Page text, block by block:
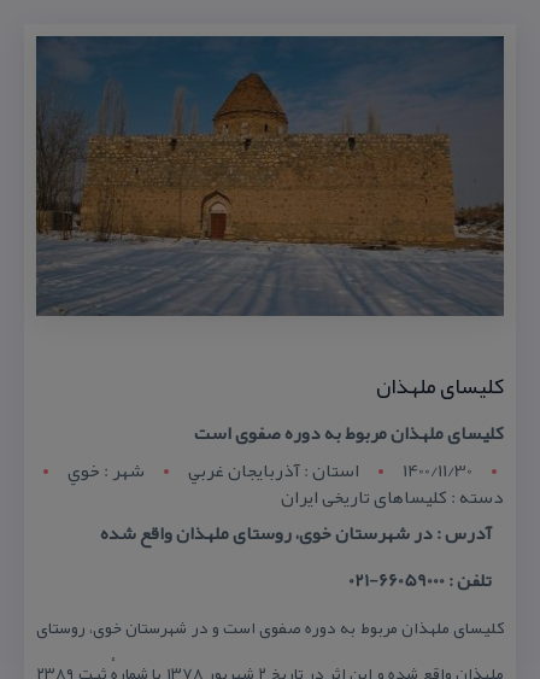
كلیسای ملهذان
كلیسای ملهذان مربوط به دوره صفوی است
1400/11/30
استان : آذربايجان غربي شهر : خوي
دسته : كلیساهای تاریخی ایران
آدرس : در شهرستان خوی، روستای ملهذان واقع شده
تلفن : 66059000-021
كلیسای ملهذان مربوط به دوره صفوی است و در شهرستان خوی، روستای